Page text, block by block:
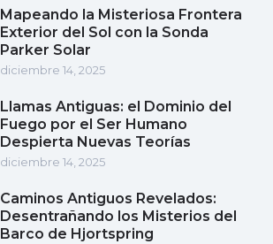
Mapeando la Misteriosa Frontera
Exterior del Sol con la Sonda
Parker Solar
diciembre 14, 2025
Llamas Antiguas: el Dominio del
Fuego por el Ser Humano
Despierta Nuevas Teorías
diciembre 14, 2025
Caminos Antiguos Revelados:
Desentrañando los Misterios del
Barco de Hjortspring